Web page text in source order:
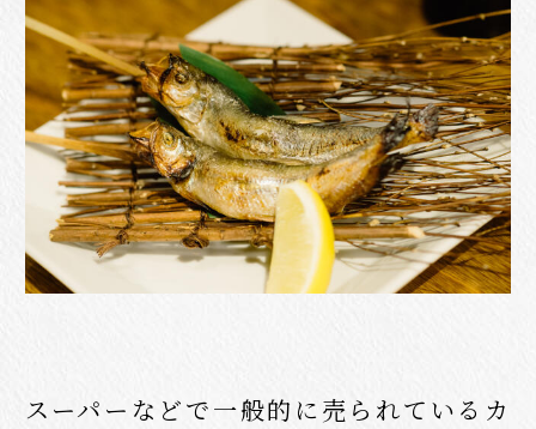
スーパーなどで一般的に売られているカ